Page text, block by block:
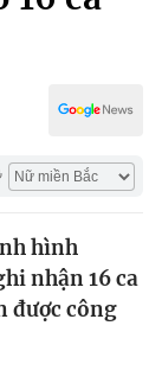
hình
nhận 16 ca
được công